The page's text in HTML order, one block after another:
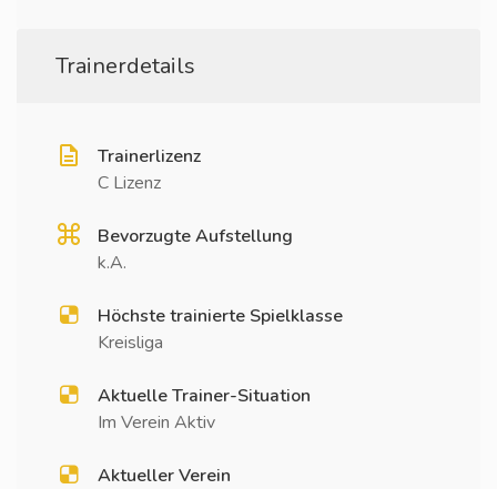
Trainerdetails
Trainerlizenz
C Lizenz
Bevorzugte Aufstellung
k.A.
Höchste trainierte Spielklasse
Kreisliga
Aktuelle Trainer-Situation
Im Verein Aktiv
Aktueller Verein